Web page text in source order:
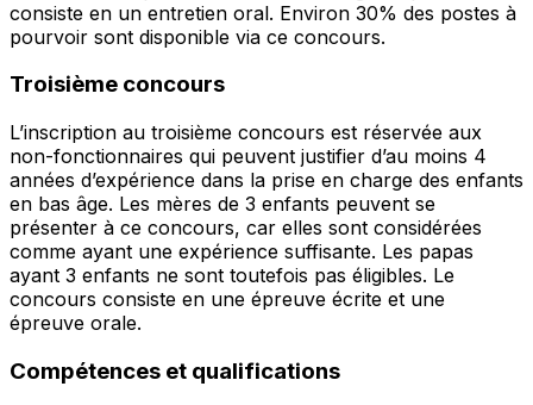
consiste en un entretien oral. Environ 30% des postes à
pourvoir sont disponible via ce concours.
Troisième concours
L’inscription au troisième concours est réservée aux
non-fonctionnaires qui peuvent justifier d’au moins 4
années d’expérience dans la prise en charge des enfants
en bas âge. Les mères de 3 enfants peuvent se
présenter à ce concours, car elles sont considérées
comme ayant une expérience suffisante. Les papas
ayant 3 enfants ne sont toutefois pas éligibles. Le
concours consiste en une épreuve écrite et une
épreuve orale.
Compétences et qualifications